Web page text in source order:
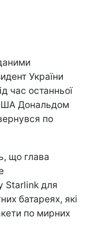
України
час останньої
США Дональдом
по
що глава
Starlink для
батареях, які
по мирних